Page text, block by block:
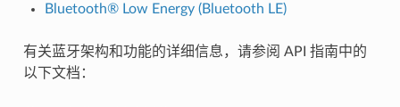
Bluetooth® Low Energy (Bluetooth LE)
有关蓝牙架构和功能的详细信息，请参阅 API 指南中的
以下文档：